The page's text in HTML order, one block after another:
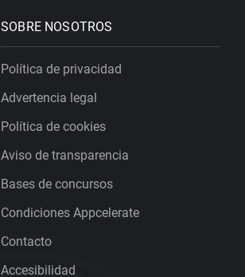
SOBRE NOSOTROS
Política de privacidad
Advertencia legal
Política de cookies
Aviso de transparencia
Bases de concursos
Condiciones Appcelerate
Contacto
Accesibilidad